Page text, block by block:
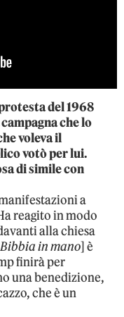
del 1968
che lo
voleva il
votò per lui.
di simile con
a
reagito in modo
alla chiesa
in mano] è
finirà per
una benedizione,
che è un